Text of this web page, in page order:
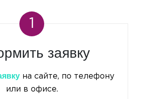
1
заявку
на сайте, по телефону
или в офисе.